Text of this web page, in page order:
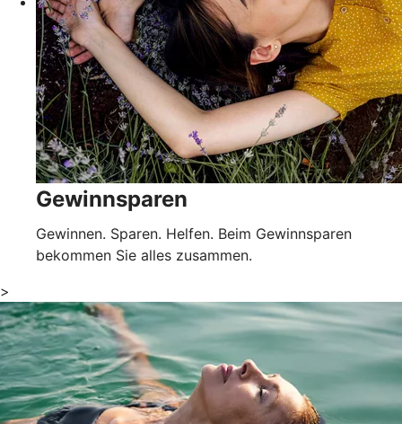
Gewinnsparen
Gewinnen. Sparen. Helfen. Beim Gewinnsparen
bekommen Sie alles zusammen.
>